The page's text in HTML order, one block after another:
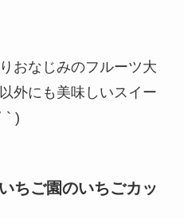
おなじみのフルーツ大
外にも美味しいスイー
` )
ちご園のいちごカッ